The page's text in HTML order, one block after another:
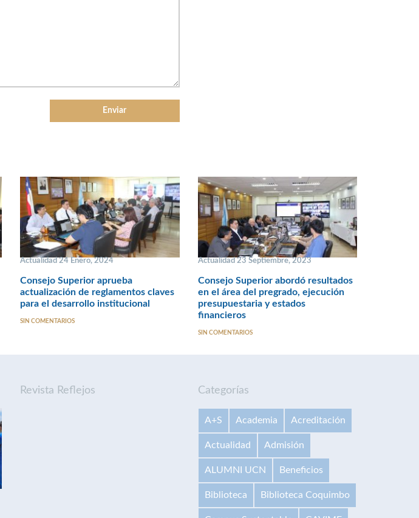
Actualidad 24 Enero, 2024
Consejo Superior aprueba
actualización de reglamentos claves
para el desarrollo institucional
SIN COMENTARIOS
Actualidad 23 Septiembre, 2023
Consejo Superior abordó resultados
en el área del pregrado, ejecución
presupuestaria y estados
financieros
SIN COMENTARIOS
Revista Reflejos Categorías
A+S Academia Acreditación
Actualidad Admisión
ALUMNI UCN Beneficios
Biblioteca Biblioteca Coquimbo